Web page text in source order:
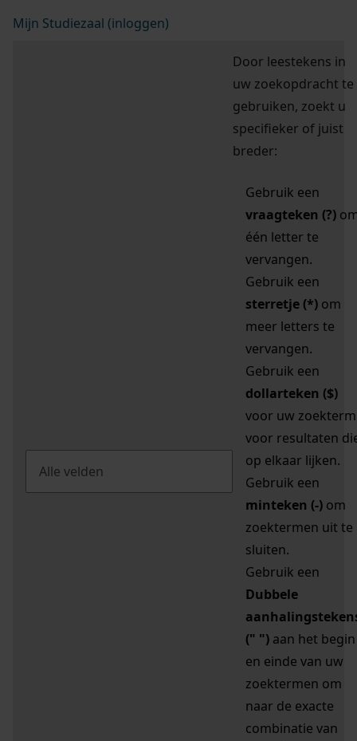
Mijn Studiezaal (inloggen)
Door leestekens in
uw zoekopdracht te
gebruiken, zoekt u
specifieker of juist
breder:
Gebruik een
vraagteken (?)
één letter te
vervangen.
Gebruik een
sterretje (*) om
meer letters te
vervangen.
Gebruik een
dollarteken ($)
voor uw zoekterm
voor resultaten
op elkaar lijken.
Gebruik een
minteken (-) om
zoektermen uit te
sluiten.
Gebruik een
Dubbele
(" ") aan het begin
en einde van uw
zoektermen om
naar de exacte
combinatie van